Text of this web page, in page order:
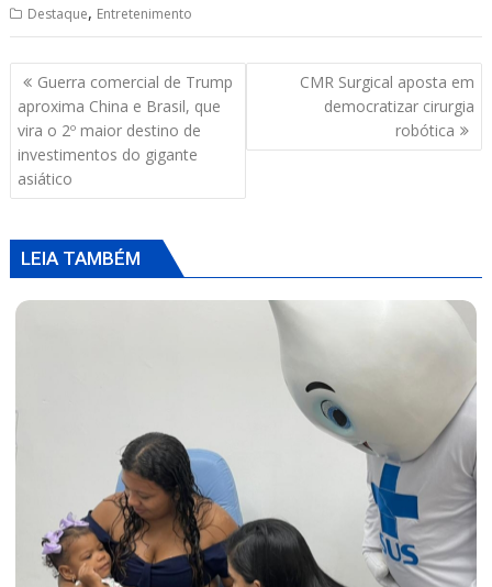
at
s
A
p
p
e
b
o
o
k
re
a
d
s
ai
l
ar
e
Destaque, Entretenimento
Navegação
de
Post
Guerra comercial de Trump
aproxima China e Brasil, que
vira o 2º maior destino de
investimentos do gigante
asiático
CMR Surgical aposta em
democratizar cirurgia
robótica
LEIA TAMBÉM